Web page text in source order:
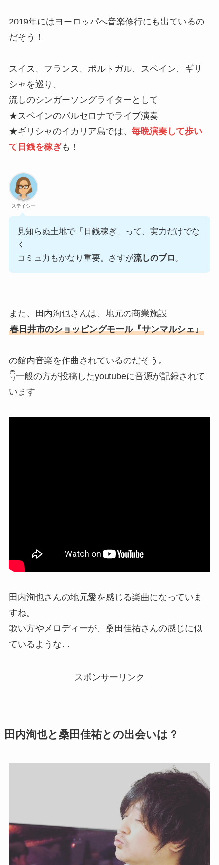
2019年にはヨーロッパへ音楽修行にも出ているの
だそう！
スイス、フランス、ポルトガル、スペイン、ギリ
シャを巡り、
流しのシンガーソングライターとして
★スペインのバルセロナでライブ演奏
★ギリシャのイカリア島では、 毎晩演奏して歩い
て日銭を稼ぎも！
ステイシー
見知らぬ土地で「日銭稼ぎ」って、実力だけでな
く
コミュ力もかなり重要。さすが流しのプロ 。
また、田内洵也さんは、地元の商業施設
春日井市のショッピングモール『サンマルシェ』
の館内音楽を作曲されているのだそう。
👇一般の方が投稿したyoutubeに音源が記録されて
います
田内洵也さんの地元愛を感じる楽曲になっていま
すね。
歌い方やメロディーが、桑田佳祐さんの感じに似
ているような…
スポンサーリンク
田内洵也と桑田佳祐との出会いは？